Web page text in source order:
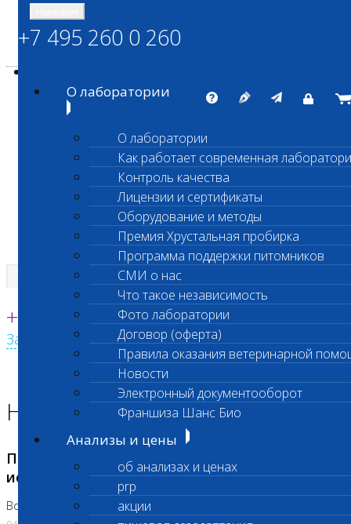
ШАНС БИО
Независимая ветеринарная лаборатория
Единая круглосуточная справочная
+7 495 260 0 260
Заказать звонок с сайта
+7 495 260 0 260
О лаборатории
О лаборатории
Как работает современная
Контроль качества
Лицензии и сертификаты
Оборудование и методы
Премия Хрустальная пробирка
Программа поддержки питомников
СМИ о нас
Что такое независимость
Фото лаборатории
Договор (оферта)
Правила оказания ветеринарной
Новости
Электронный документооборот
Франшиза Шанс Био
Анализы и цены
об анализах и ценах
prp
акции
Главная страница
Новости лаборатории
Приостановка срочных биохимических
исследований
Во Владыкино